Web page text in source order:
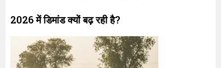
2026 में डिमांड क्यों बढ़ रही है?